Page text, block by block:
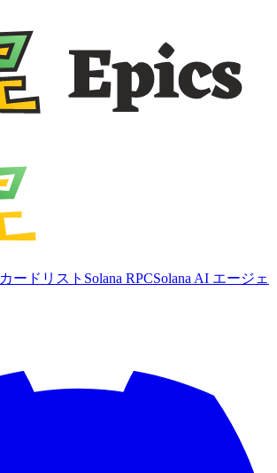
カードリスト Solana RPCSolana AI エージェ